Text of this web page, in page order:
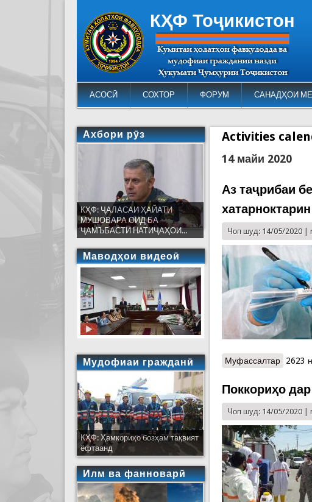
КҲФ Тоҷикистон
АСОСӢ СОХТОР ФОРУМ САНАДҲОИ
Activities
14 майи 2020
Аз таҷрибаи
Чоп шуд: 14/05/2020 |
Муфассалтар о Аз
2623
Поккориҳо
Чоп шуд: 14/05/2020 |
Ахбори рӯз
КҲФ: ҶАЛАСАИ ҲАЙАТИ
МУШОВАРА ОИД БА
ҶАМЪБАСТИ НАТИҶАҲОИ...
Маводҳои видеоӣ
Мудофиаи гражданӣ
КҲФ: Ҳамкориҳо бозҳам тақвият
ёфтаанд
Илм ва фанноварӣ